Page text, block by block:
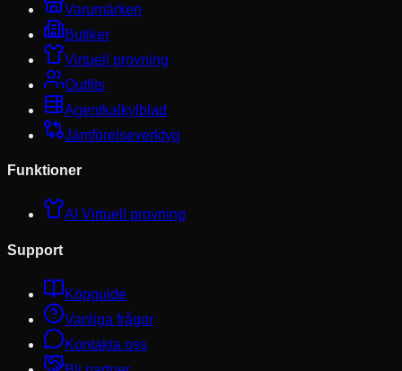
Varumärken
Butiker
Virtuell provning
Outfits
Agentkalkylblad
Jämförelseverktyg
Funktioner
AI Virtuell provning
Support
Köpguide
Vanliga frågor
Kontakta oss